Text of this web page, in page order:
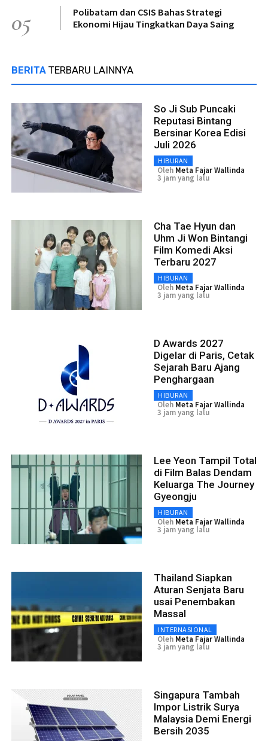
05
Polibatam dan CSIS Bahas Strategi
Ekonomi Hijau Tingkatkan Daya Saing
BERITA TERBARU LAINNYA
So Ji Sub Puncaki
Reputasi Bintang
Bersinar Korea Edisi
Juli 2026
HIBURAN
Oleh Meta Fajar Wallinda
3 jam yang lalu
Cha Tae Hyun dan
Uhm Ji Won Bintangi
Film Komedi Aksi
Terbaru 2027
HIBURAN
Oleh Meta Fajar Wallinda
3 jam yang lalu
D Awards 2027
Digelar di Paris, Cetak
Sejarah Baru Ajang
Penghargaan
HIBURAN
Oleh Meta Fajar Wallinda
3 jam yang lalu
Lee Yeon Tampil Total
di Film Balas Dendam
Keluarga The Journey
Gyeongju
HIBURAN
Oleh Meta Fajar Wallinda
3 jam yang lalu
Thailand Siapkan
Aturan Senjata Baru
usai Penembakan
Massal
INTERNASIONAL
Oleh Meta Fajar Wallinda
3 jam yang lalu
Singapura Tambah
Impor Listrik Surya
Malaysia Demi Energi
Bersih 2035